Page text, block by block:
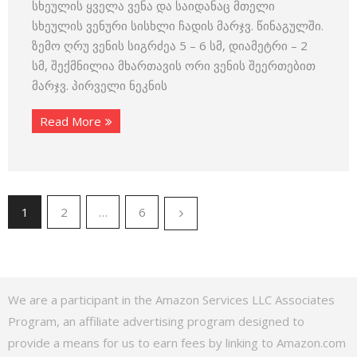
სხეულის ყველა ვენა და საიდანაც მთელი
სხეულის ვენური სისხლი ჩადის მარჯვ. წინაგულში.
ზემო ღრუ ვენის სიგრძეა 5 – 6 სმ, დიამეტრი – 2
სმ, შექმნილია მხართავის ორი ვენის შეერთებით
მარჯვ. პირველი ნეკნის
Read More
1 2 … 6
We are a participant in the Amazon Services LLC Associates
Program, an affiliate advertising program designed to
provide a means for us to earn fees by linking to Amazon.com